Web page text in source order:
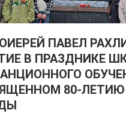
ПАВЕЛ
В ПРАЗДНИКЕ
80-ЛЕТИЮ